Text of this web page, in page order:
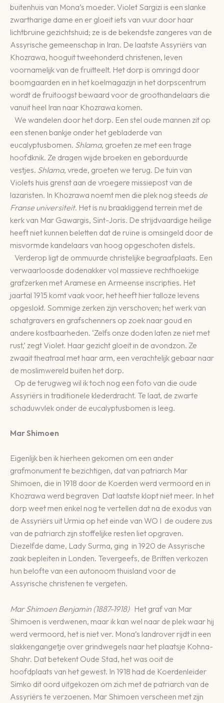
buitenhuis van Mona’s moeder. Violet Sargizi is een slanke
zwartharige dame en er gloeit iets van vuur door haar
lichtbruine gezichtshuid; ze is de bekendste zangeres van de
Assyrische gemeenschap in Iran. De laatste Assyriërs van
Khozrawa, hooguit tweehonderd christenen, leven
voornamelijk van de fruitteelt. Het dorp is omringd door
boomgaarden en in het koelmagazijn in het dorpscentrum
wordt de fruitoogst bewaard voor de groothandelaars die
vanuit heel Iran naar Khozrawa komen.
We wandelen door het dorp. Een stel oude mannen zit op
een stenen bankje onder het gebladerde van
eucalyptusbomen. Shlama, groeten ze met een trage
hoofdknik. Ze dragen wijde broeken en geborduurde
vestjes. Shlama, vrede, groeten we terug. De tuin van
Violets huis grenst aan de vroegere missiepost van de
lazaristen. In Khozrawa noemt men die plek nog steeds de
Franse universiteit. Het is nu braakliggend terrein met de
kerk van Mar Gawargis, Sint-Joris. De strijdvaardige heilige
heeft niet kunnen beletten dat de ruïne is omsingeld door de
misvormde kandelaars van hoog opgeschoten distels.
Verderop ligt de ommuurde christelijke begraafplaats. Een
verwaarloosde dodenakker vol massieve rechthoekige
grafzerken met Aramese en Armeense inscripties. Het
jaartal 1915 komt vaak voor, het heeft hier talloze levens
opgeslokt. Sommige zerken zijn verschoven; het werk van
schatgravers en grafschenners op zoek naar goud en
andere kostbaarheden. ‘Zelfs onze doden laten ze niet met
rust,’ zegt Violet. Haar gezicht gloeit in de avondzon. Ze
zwaait theatraal met haar arm, een verachtelijk gebaar naar
de moslimwereld buiten het dorp.
Op de terugweg wil ik toch nog een foto van die oude
Assyriërs in traditionele klederdracht. Te laat, de zwarte
schaduwvlek onder de eucalyptusbomen is leeg.
Mar Shimoen
Eigenlijk ben ik hierheen gekomen om een ander
grafmonument te bezichtigen, dat van patriarch Mar
Shimoen, die in 1918 door de Koerden werd vermoord en in
Khozrawa werd begraven Dat laatste klopt niet meer. In het
dorp weet men enkel nog te vertellen dat na de exodus van
de Assyriërs uit Urmia op het einde van WO I de oudere zus
van de patriarch zijn stoffelijke resten liet opgraven.
Diezelfde dame, Lady Surma, ging in 1920 de Assyrische
zaak bepleiten in Londen. Tevergeefs, de Britten verkozen
hun belofte van een autonoom thuisland voor de
Assyrische christenen te vergeten.
Mar Shimoen Benjamin (1887-1918)Het graf van Mar
Shimoen is verdwenen, maar ik kan wel naar de plek waar hij
werd vermoord, het is niet ver. Mona’s landrover rijdt in een
slakkengangetje over grindwegels naar het plaatsje Kohna-
Shahr. Dat betekent Oude Stad, het was ooit de
hoofdplaats van het gewest. In 1918 had de Koerdenleider
Simko dit oord uitgekozen om zich met de patriarch van de
Assyriërs te verzoenen. Mar Shimoen verscheen met zijn